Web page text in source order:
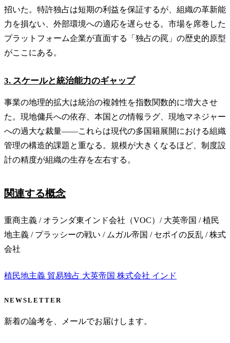
招いた。特許独占は短期の利益を保証するが、組織の革新能
力を損ない、外部環境への適応を遅らせる。市場を席巻した
プラットフォーム企業が直面する「独占の罠」の歴史的原型
がここにある。
3. スケールと統治能力のギャップ
事業の地理的拡大は統治の複雑性を指数関数的に増大させ
た。現地傭兵への依存、本国との情報ラグ、現地マネジャー
への過大な裁量——これらは現代の多国籍展開における組織
管理の構造的課題と重なる。規模が大きくなるほど、制度設
計の精度が組織の生存を左右する。
関連する概念
重商主義 / オランダ東インド会社（VOC）/ 大英帝国 / 植民
地主義 / プラッシーの戦い / ムガル帝国 / セポイの反乱 / 株式
会社
植民地主義 貿易独占 大英帝国 株式会社 インド
NEWSLETTER
新着の論考を、メールでお届けします。